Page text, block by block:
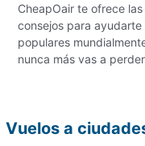
CheapOair te ofrece
consejos para
populares
nunca más vas a
Vuelos a